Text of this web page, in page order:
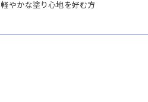
軽やかな塗り心地を好む方